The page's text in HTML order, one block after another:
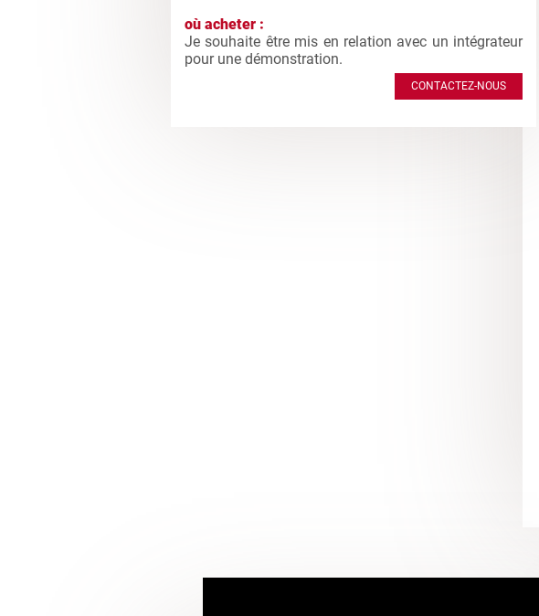
où acheter :
Je souhaite être mis en relation avec un intégrateur
pour une démonstration.
CONTACTEZ-NOUS